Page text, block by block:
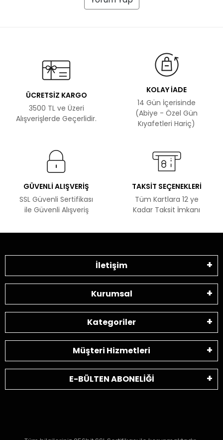
ÜCRETSİZ KARGO
3500 TL ve Üzeri
Alışverişlerde Geçerlidir.
KOLAY İADE
14 Gün İçerisinde
(Abiye - Özel Gün
Kıyafetleri Hariç)
GÜVENLİ ALIŞVERİŞ
SSL Güvenli Sertifikası
ile Güvenli Alışveriş
TAKSİT SEÇENEKLERİ
Tüm Kartlara 12 ye
Kadar Taksit İmkanı
İletişim
Kurumsal
Kategoriler
Müşteri Hizmetleri
E-BÜLTEN ABONELİĞİ